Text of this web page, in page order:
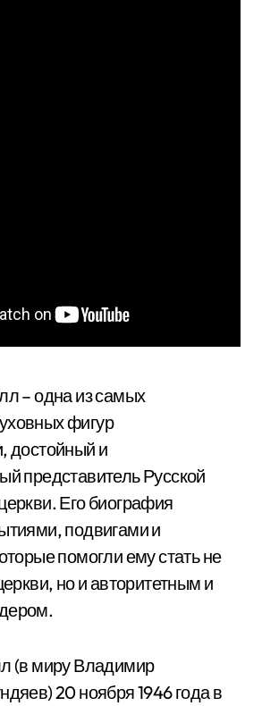
– одна из самых
фигур
достойный и
представитель Русской
Его биография
подвигами и
помогли ему стать не
но и авторитетным и
(в миру Владимир
20 ноября 1946 года в